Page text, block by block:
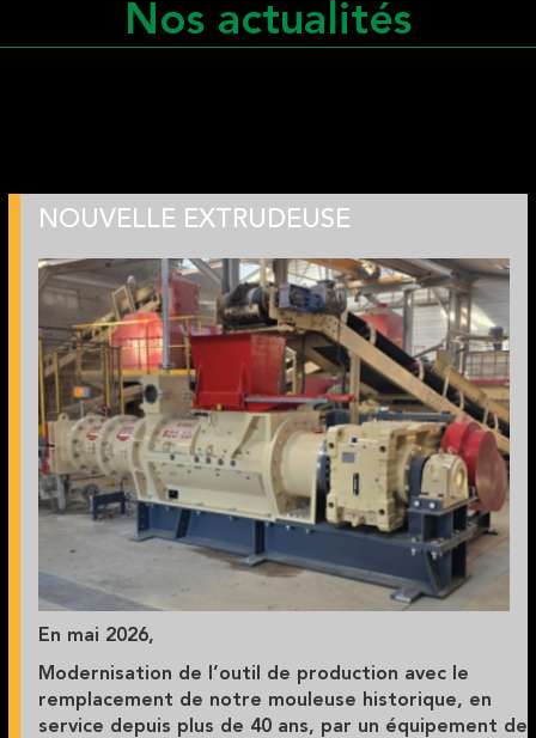
Nos actualités
NOUVELLE EXTRUDEUSE
En mai 2026,
Modernisation de l’outil de production avec le
remplacement de notre mouleuse historique, en
service depuis plus de 40 ans, par un équipement de